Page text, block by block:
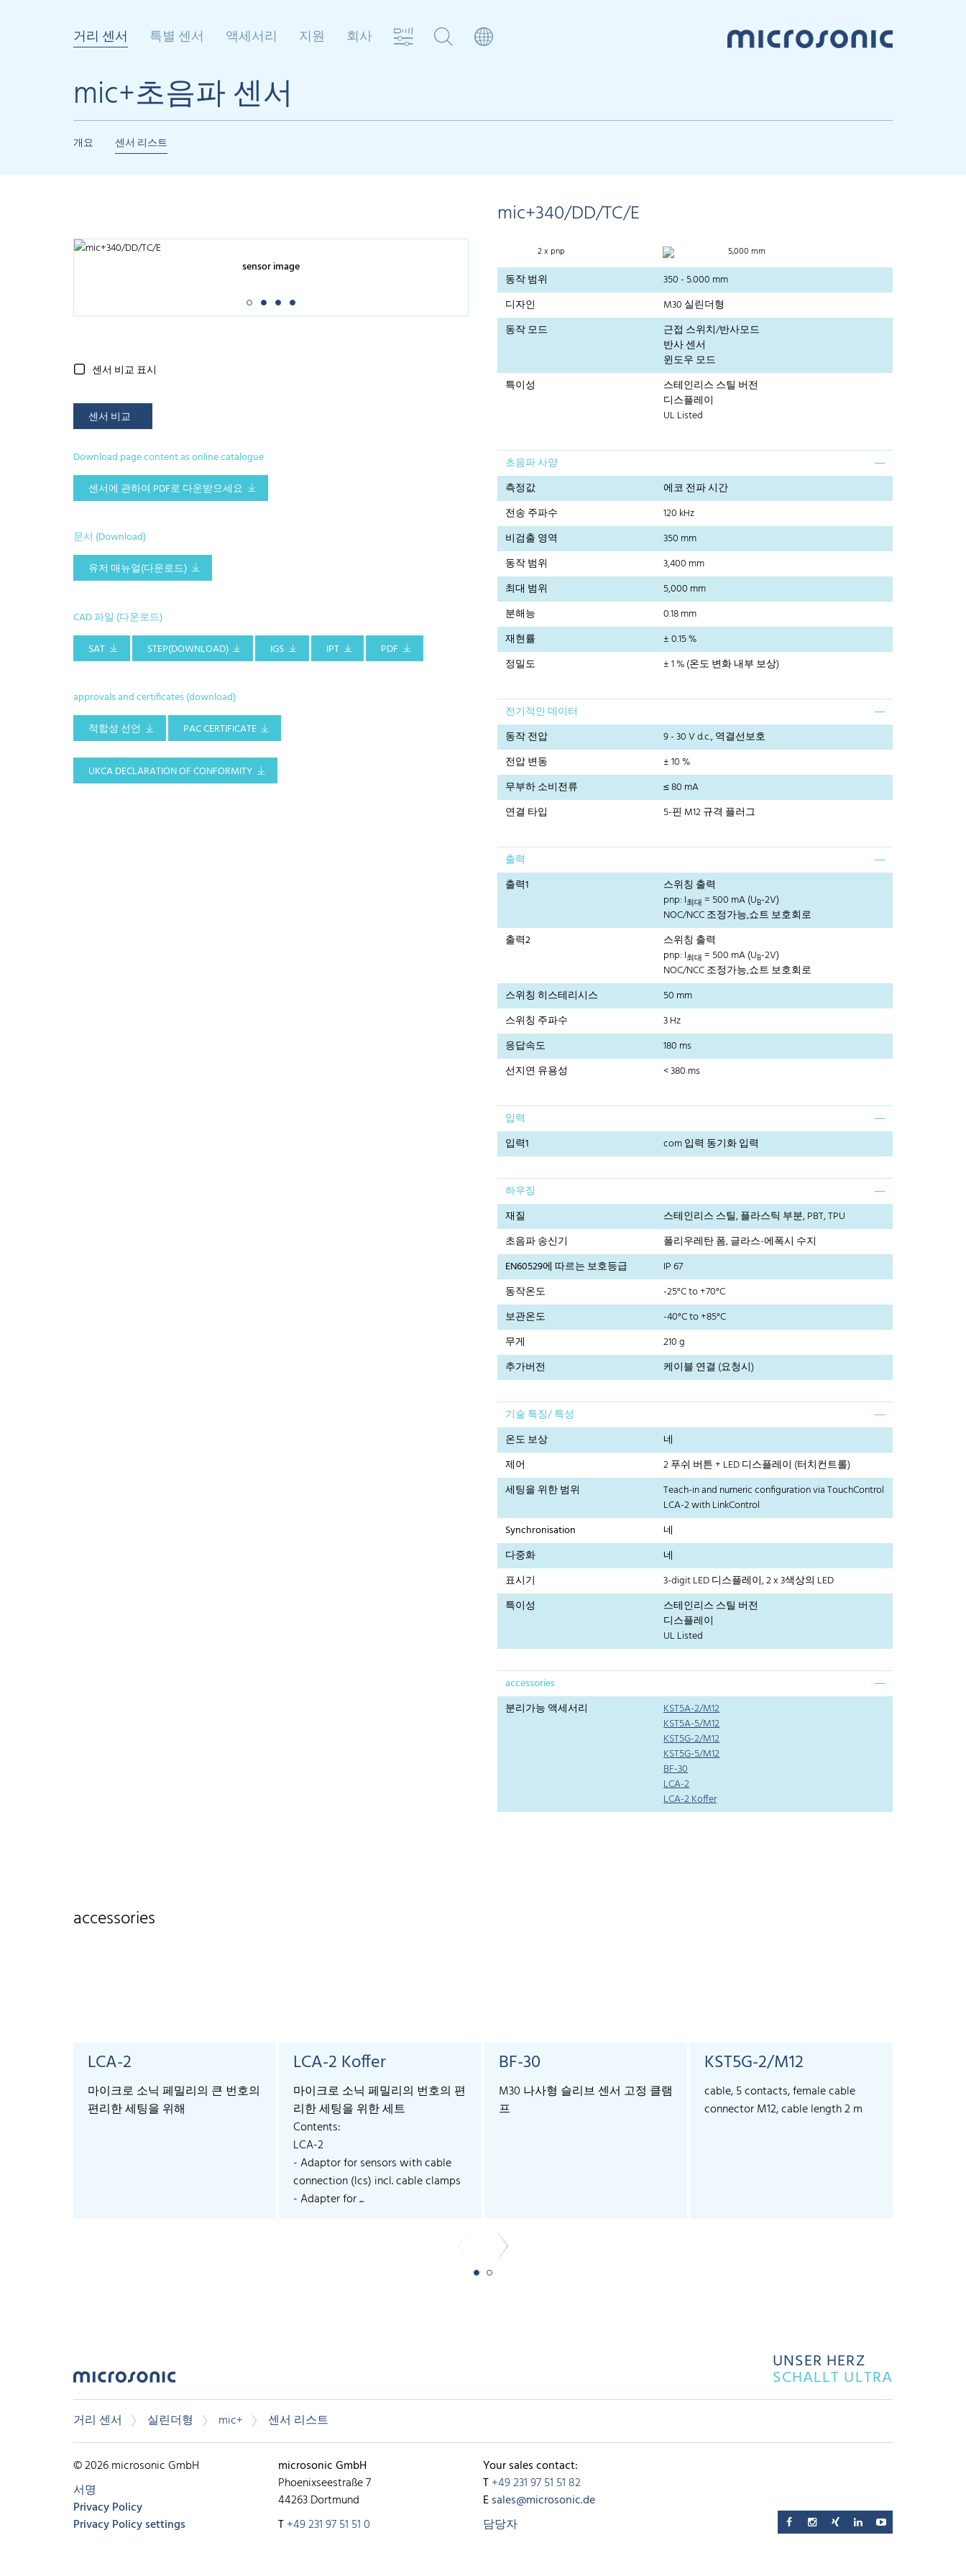
거리 센서 특별 센서 액세서리 지원 회사
mic+초음파 센서
개요 센서 리스트
mic+340/DD/TC/E
sensor image
센서 비교 표시
센서 비교
Download page content as online catalogue
센서에 관하여 PDF로 다운받으세요
문서 (Download)
유저 매뉴얼(다운로드)
CAD 파일 (다운로드)
SAT
STEP(DOWNLOAD) IGS IPT PDF
approvals and certificates (download)
적합성 선언
PAC CERTIFICATE
UKCA DECLARATION OF CONFORMITY
2 x pnp 5,000 mm
동작 범위
350 - 5.000 mm
디자인
M30 실린더형
동작 모드
근접 스위치/반사모드
반사 센서
윈도우 모드
특이성
스테인리스 스틸 버전
디스플레이
UL Listed
초음파 사양
측정값
에코 전파 시간
전송 주파수
120 kHz
비검출 영역
350 mm
동작 범위
3,400 mm
최대 범위
5,000 mm
분해능
0.18 mm
재현률
± 0.15 %
정밀도
± 1 % (온도 변화 내부 보상)
전기적인 데이터
동작 전압
9 - 30 V d.c., 역결선보호
전압 변동
± 10 %
무부하 소비전류
≤ 80 mA
연결 타입
5-핀 M12 규격 플러그
출력
출력1
스위칭 출력
pnp: I최대 = 500 mA (UB-2V)
NOC/NCC 조정가능,쇼트 보호회로
출력2
스위칭 출력
pnp: I최대 = 500 mA (UB-2V)
NOC/NCC 조정가능,쇼트 보호회로
스위칭 히스테리시스
50 mm
스위칭 주파수
3 Hz
응답속도
180 ms
선지연 유용성
< 380 ms
입력
입력1
com 입력 동기화 입력
하우징
재질
스테인리스 스틸, 플라스틱 부분, PBT, TPU
초음파 송신기
폴리우레탄 폼, 글라스-에폭시 수지
EN60529에 따르는 보호등급
IP 67
동작온도
-25°C to +70°C
보관온도
-40°C to +85°C
무게
210 g
추가버전
케이블 연결 (요청시)
기술 특징/ 특성
온도 보상
네
제어
2 푸쉬 버튼 + LED 디스플레이 (터치컨트롤)
세팅을 위한 범위
Teach-in and numeric configuration via TouchControl
LCA-2 with LinkControl
Synchronisation
네
다중화
네
표시기
3-digit LED 디스플레이, 2 x 3색상의 LED
특이성
스테인리스 스틸 버전
디스플레이
UL Listed
accessories
분리가능 액세서리
KST5A-2/M12
KST5A-5/M12
KST5G-2/M12
KST5G-5/M12
BF-30
LCA-2
LCA-2 Koffer
accessories
LCA-2
마이크로 소닉 페밀리의 큰 번호의
편리한 세팅을 위해
LCA-2 Koffer
마이크로 소닉 페밀리의 번호의 편
리한 세팅을 위한 세트
Contents:
LCA-2
- Adaptor for sensors with cable
connection (lcs) incl. cable clamps
- Adapter for ...
BF-30
M30 나사형 슬리브 센서 고정 클램
프
KST5G-2/M12
cable, 5 contacts, female cable
connector M12, cable length 2 m
UNSER HERZ
SCHALLT ULTRA
거리 센서 실린더형 mic+ 센서 리스트
© 2026 microsonic GmbH
서명
Privacy Policy
Privacy Policy settings
microsonic GmbH
Phoenixseestraße 7
44263 Dortmund
T+49 231 97 51 51 0
Your sales contact:
T+49 231 97 51 51 82
Esales@microsonic.de
담당자